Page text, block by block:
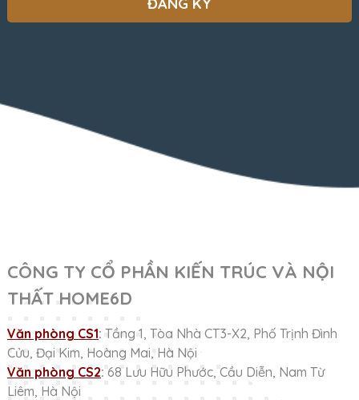
CÔNG TY CỔ PHẦN KIẾN TRÚC VÀ NỘI
THẤT HOME6D
Văn phòng CS1: Tầng 1, Tòa Nhà CT3-X2, Phố Trịnh Đình
Cửu, Đại Kim, Hoàng Mai, Hà Nội
Văn phòng CS2: 68 Lưu Hữu Phước, Cầu Diễn, Nam Từ
Liêm, Hà Nội